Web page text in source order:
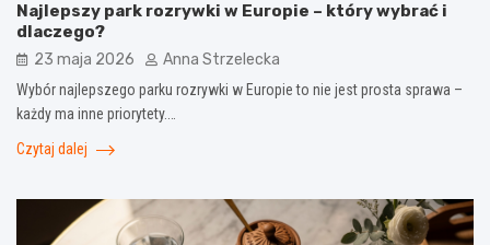
Najlepszy park rozrywki w Europie – który wybrać i
dlaczego?
23 maja 2026 Anna Strzelecka
Wybór najlepszego parku rozrywki w Europie to nie jest prosta sprawa –
każdy ma inne priorytety.…
Czytaj dalej